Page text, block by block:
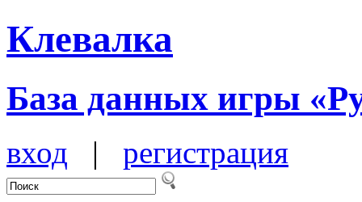
Клевалка
База данных игры
вход | регистрация